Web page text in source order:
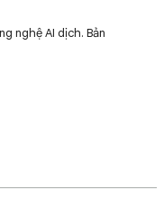
nghệ AI dịch. Bản